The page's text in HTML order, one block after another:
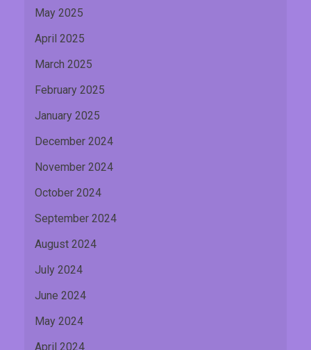
May 2025
April 2025
March 2025
February 2025
January 2025
December 2024
November 2024
October 2024
September 2024
August 2024
July 2024
June 2024
May 2024
April 2024